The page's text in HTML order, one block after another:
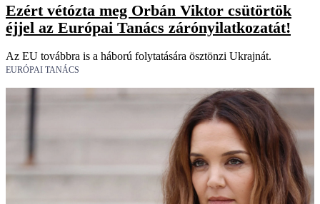
Ezért vétózta meg Orbán Viktor csütörtök
éjjel az Európai Tanács zárónyilatkozatát!
Az EU továbbra is a háború folytatására ösztönzi Ukrajnát.
EURÓPAI TANÁCS